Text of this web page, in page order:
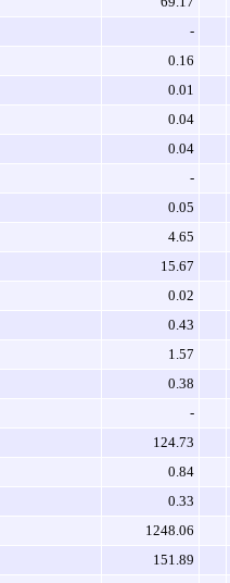
-
0.16
0.01
0.04
0.04
-
0.05
4.65
15.67
0.02
0.43
1.57
0.38
-
124.73
0.84
0.33
1248.06
151.89